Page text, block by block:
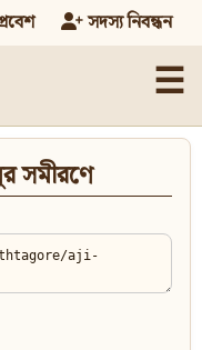
সদস্য নিবন্ধন
☰
সমীরণে